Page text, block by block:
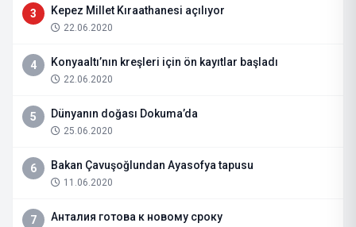
3 Kepez Millet Kıraathanesi açılıyor
22.06.2020
4 Konyaaltı’nın kreşleri için ön kayıtlar başladı
22.06.2020
5 Dünyanın doğası Dokuma’da
25.06.2020
6 Bakan Çavuşoğlundan Ayasofya tapusu
11.06.2020
7 Анталия готова к новому сроку